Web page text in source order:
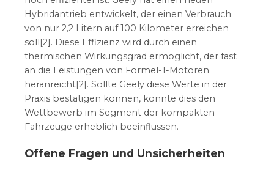
Hybridantrieb entwickelt, der einen Verbrauch
von nur 2,2 Litern auf 100 Kilometer erreichen
soll[2]. Diese Effizienz wird durch einen
thermischen Wirkungsgrad ermöglicht, der fast
an die Leistungen von Formel-1-Motoren
heranreicht[2]. Sollte Geely diese Werte in der
Praxis bestätigen können, könnte dies den
Wettbewerb im Segment der kompakten
Fahrzeuge erheblich beeinflussen.
Offene Fragen und Unsicherheiten